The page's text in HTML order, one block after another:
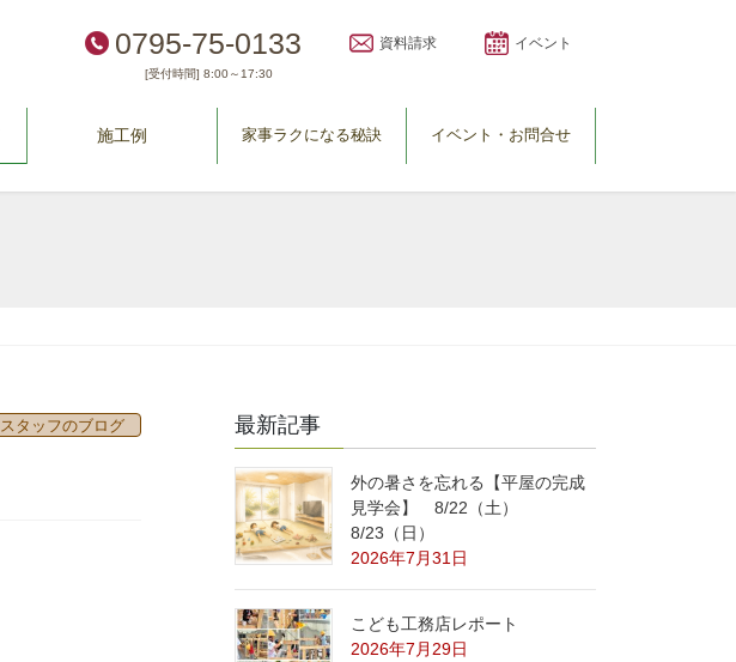
0795-75-0133
[受付時間] 8:00～17:30
資料請求 イベント
施工例 家事ラクになる秘訣 イベント・お問合せ
スタッフのブログ 最新記事
外の暑さを忘れる【平屋の完成
見学会】 8/22（土）
8/23（日）
2026年7月31日
こども工務店レポート
2026年7月29日